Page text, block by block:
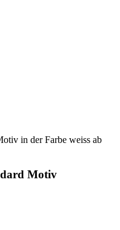
Motiv